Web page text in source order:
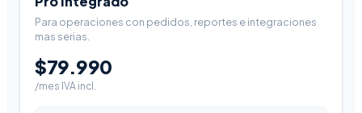
Para operaciones con pedidos, reportes e integraciones
mas serias.
$79.990
/mes IVA incl.